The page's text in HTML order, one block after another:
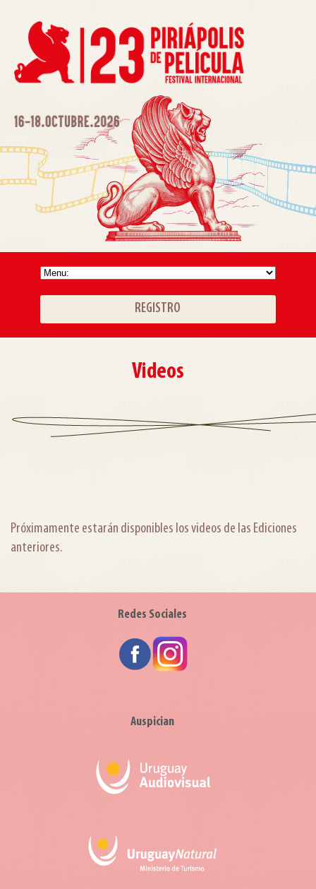
REGISTRO
Videos
Próximamente estarán disponibles los videos de las Ediciones
anteriores.
Redes Sociales
Auspician